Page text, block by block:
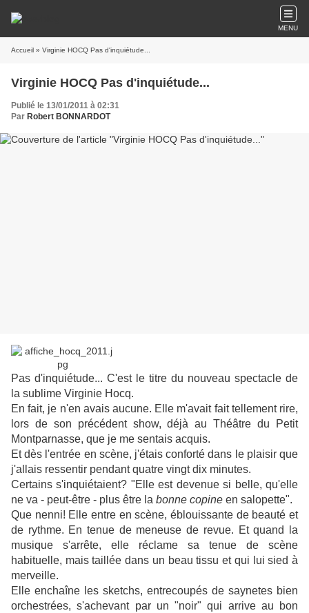
MENU
Accueil » Virginie HOCQ Pas d'inquiétude...
Virginie HOCQ Pas d'inquiétude...
Publié le 13/01/2011 à 02:31
Par Robert BONNARDOT
Pas d'inquiétude... C'est le titre du nouveau spectacle de
la sublime Virginie Hocq.
En fait, je n'en avais aucune. Elle m'avait fait tellement rire,
lors de son précédent show, déjà au Théâtre du Petit
Montparnasse, que je me sentais acquis.
Et dès l'entrée en scène, j'étais conforté dans le plaisir que
j'allais ressentir pendant quatre vingt dix minutes.
Certains s'inquiétaient? "Elle est devenue si belle, qu'elle
ne va - peut-être - plus être la bonne copine en salopette".
Que nenni! Elle entre en scène, éblouissante de beauté et
de rythme. En tenue de meneuse de revue. Et quand la
musique s'arrête, elle réclame sa tenue de scène
habituelle, mais taillée dans un beau tissu et qui lui sied à
merveille.
Elle enchaîne les sketchs, entrecoupés de saynetes bien
orchestrées, s'achevant par un "noir" qui arrive au bon